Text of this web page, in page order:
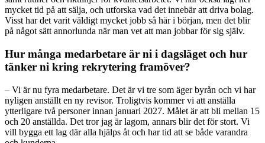
mycket tid på att sälja, och utforska vad det innebär att driva bolag.
Visst har det varit väldigt mycket jobb så här i början, men det blir
på något sätt annorlunda när man vet att man jobbar för sig själv.
Hur många medarbetare är ni i dagsläget och hur
tänker ni kring rekrytering framöver?
– Vi är nu fyra medarbetare. Det är vi tre som äger byrån och vi har
nyligen anställt en ny revisor. Troligtvis kommer vi att anställa
ytterligare två personer innan januari 2027. Målet är att bli mellan 15
och 20 anställda. Det tror jag är lagom, annars blir det för stort. Vi
vill bygga ett lag där alla hjälps åt och har tid att se både varandra